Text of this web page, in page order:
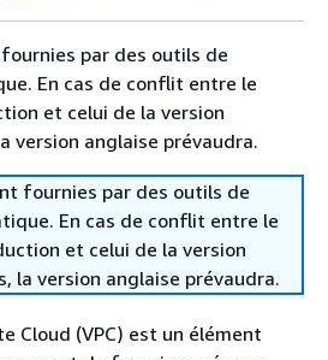
par des outils de
En cas de conflit entre le
et celui de la version
version anglaise prévaudra.
fournies par des outils de
En cas de conflit entre le
et celui de la version
la version anglaise prévaudra.
Cloud (VPC) est un élément